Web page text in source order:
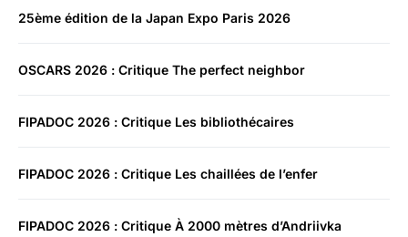
25ème édition de la Japan Expo Paris 2026
OSCARS 2026 : Critique The perfect neighbor
FIPADOC 2026 : Critique Les bibliothécaires
FIPADOC 2026 : Critique Les chaillées de l’enfer
FIPADOC 2026 : Critique À 2000 mètres d’Andriivka